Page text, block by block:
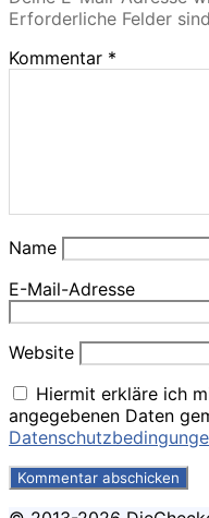
Erforderliche Felder
Kommentar *
Name
E-Mail-Adresse
Website
Hiermit erkläre ich
angegebenen Daten